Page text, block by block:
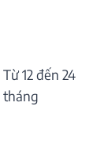
Từ 12 đến 24
tháng